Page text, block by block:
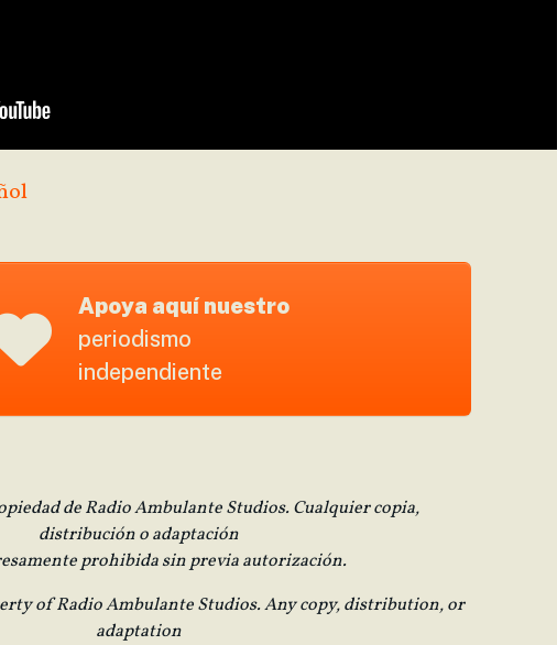
Apoya aquí nuestro
periodismo
independiente
de Radio Ambulante Studios. Cualquier copia,
distribución o adaptación
prohibida sin previa autorización.
of Radio Ambulante Studios. Any copy, distribution, or
adaptation